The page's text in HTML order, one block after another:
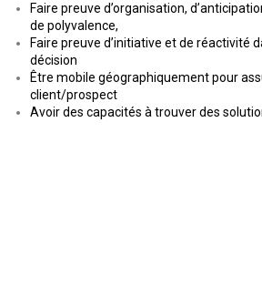
Faire preuve d’organisation,
de polyvalence,
Faire preuve d’initiative et de réactivité
décision
Être mobile géographiquement pour
client/prospect
Avoir des capacités à trouver des